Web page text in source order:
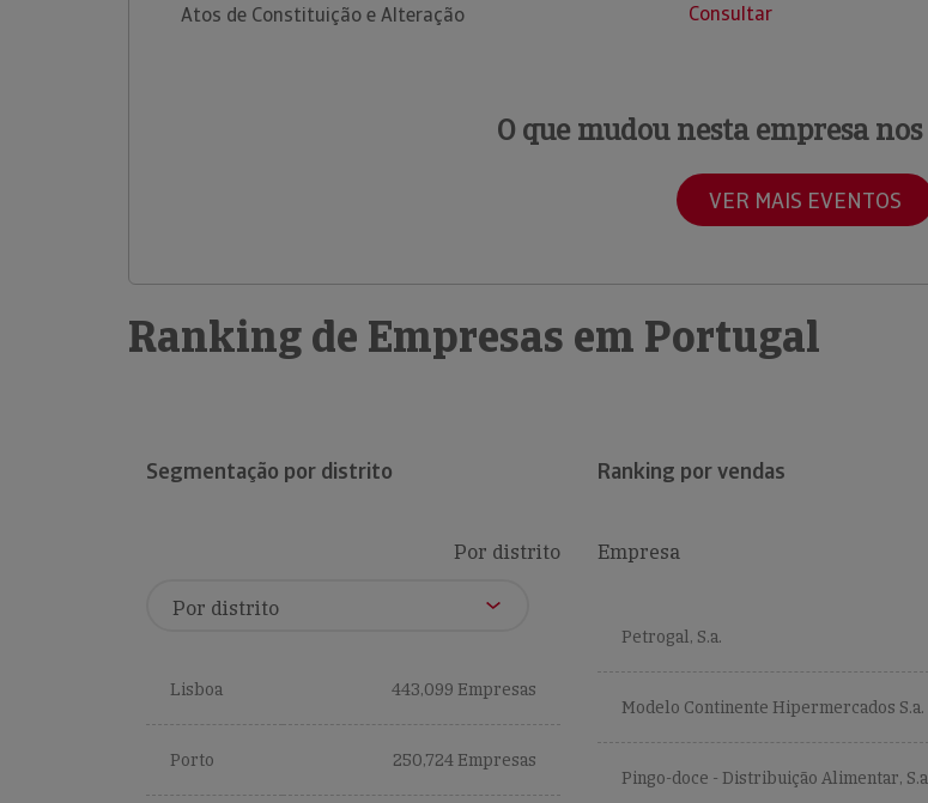
Atos de Constituição e Alteração
Consultar
O que mudou nesta empresa
VER MAIS EVENTOS
Ranking de Empresas em Portugal
Segmentação por distrito
Por distrito
Lisboa 443,099 Empresas
Porto 250,724 Empresas
Ranking por vendas
Empresa
Petrogal, S.a.
Modelo Continente Hipermercados S.a.
Pingo-doce - Distribuição Alimentar,